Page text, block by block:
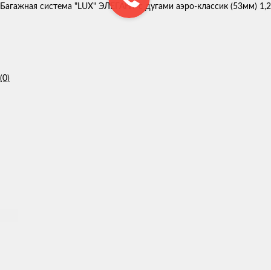
Багажная система "LUX" ЭЛЕГАНТ с дугами аэро-классик (53мм) 1,2
(0)